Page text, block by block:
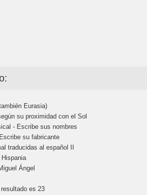
Eurasia)
su proximidad con el Sol
- Escribe sus nombres
su fabricante
traducidas al español II
Ángel
es 23